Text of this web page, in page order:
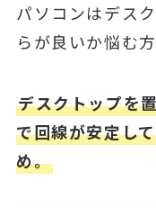
パソコンはデス
らが良いか悩む
デスクトップを
で回線が安定し
め。